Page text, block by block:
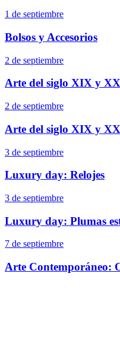
1 de septiembre
Bolsos y Accesorios
2 de septiembre
Arte del siglo XIX y
2 de septiembre
Arte del siglo XIX y XX
3 de septiembre
Luxury day: Relojes
3 de septiembre
Luxury day: Plumas
7 de septiembre
Arte Contemporáneo: